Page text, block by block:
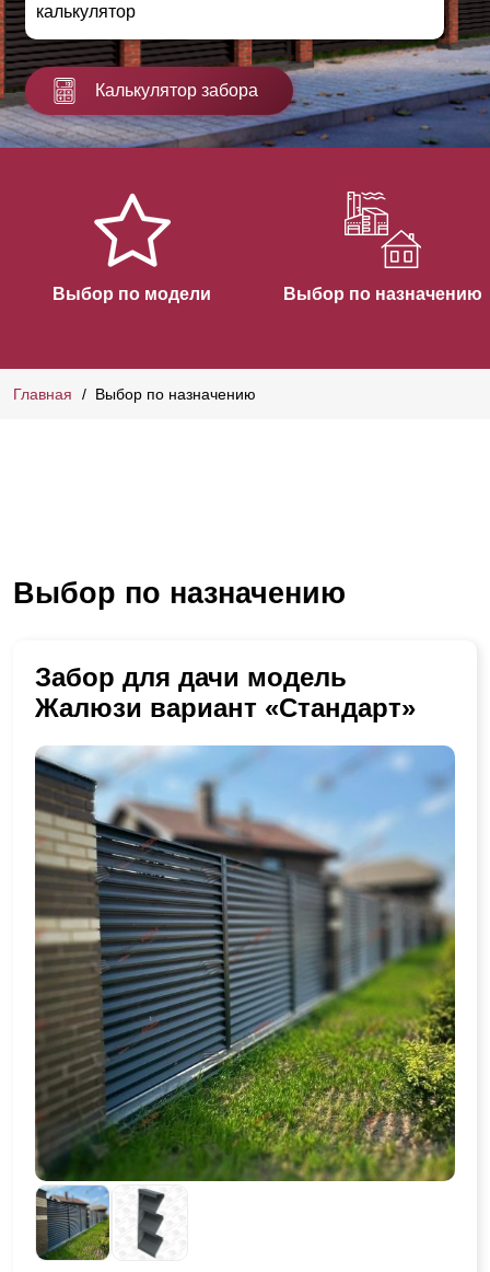
калькулятор
Калькулятор забора
Выбор по модели Выбор по назначению
Главная Выбор по назначению
Выбор по назначению
Забор для дачи модель
Жалюзи вариант «Стандарт»